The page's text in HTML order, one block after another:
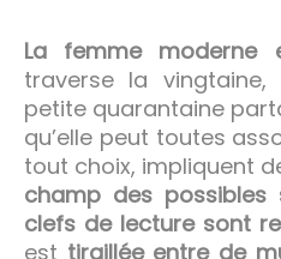
La femme moderne
traverse la
petite quarantaine
qu’elle peut toutes
tout choix, impliquent
champ des possibles
clefs de lecture sont
est tiraillée entre de